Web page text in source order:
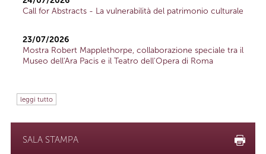
Call for Abstracts - La vulnerabilità del patrimonio culturale
23/07/2026
Mostra Robert Mapplethorpe, collaborazione speciale tra il
Museo dell'Ara Pacis e il Teatro dell'Opera di Roma
leggi tutto
SALA STAMPA